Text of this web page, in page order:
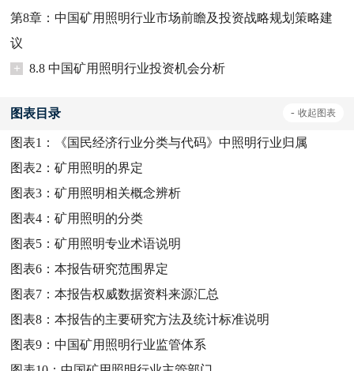
第8章：中国矿用照明行业市场前瞻及投资战略规划策略建
议
+
8.8 中国矿用照明行业投资机会分析
图表目录 - 收起图表
图表1：
《国民经济行业分类与代码》中照明行业归属
图表2：矿用照明的界定
图表3：矿用照明相关概念辨析
图表4：矿用照明的分类
图表5：矿用照明专业术语说明
图表6：本报告研究范围界定
图表7：本报告权威数据资料来源汇总
图表8：本报告的主要研究方法及统计标准说明
图表9：中国矿用照明行业监管体系